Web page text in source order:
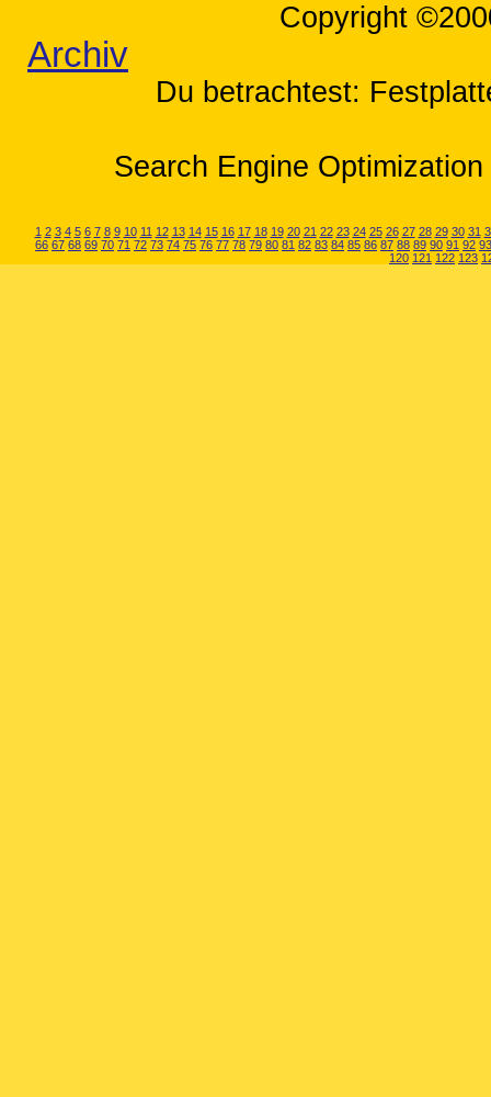
Copyright
Archiv
Du betrachtest:
Search Engine
1 2 3 4 5 6 7 8 9 10 11 12 13 14 15 16 17 18 19 20 21 22 23 24 25 26 27 28 29 30 31
66 67 68 69 70 71 72 73 74 75 76 77 78 79 80 81 82 83 84 85 86 87 88 89 90 91 92 93
120 121 122 123